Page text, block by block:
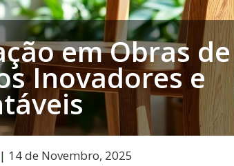
em Obras
Inovadores e
| 14 de Novembro, 2025